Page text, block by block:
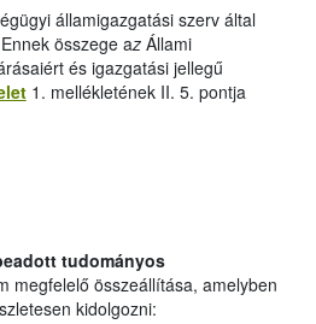
államigazgatási szerv által
összege azÁllami
és igazgatási jellegű
1. mellékletének II. 5. pontja
tudományos
megfelelő összeállítása, amelyben
kidolgozni: